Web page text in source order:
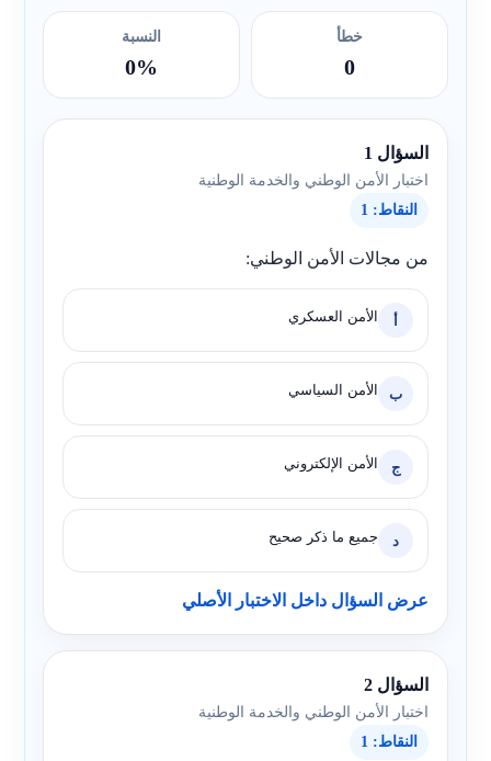
خطأ
0
النسبة
0%
السؤال 1
اختبار الأمن الوطني والخدمة الوطنية
النقاط: 1
من مجالات الأمن الوطني:
أ الأمن العسكري
ب الأمن السياسي
ج الأمن الإلكتروني
د جميع ما ذكر صحيح
عرض السؤال داخل الاختبار الأصلي
السؤال 2
اختبار الأمن الوطني والخدمة الوطنية
النقاط: 1